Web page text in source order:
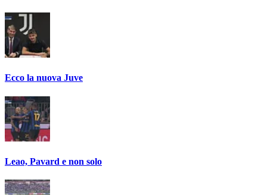
Ecco la nuova Juve
Leao, Pavard e non solo